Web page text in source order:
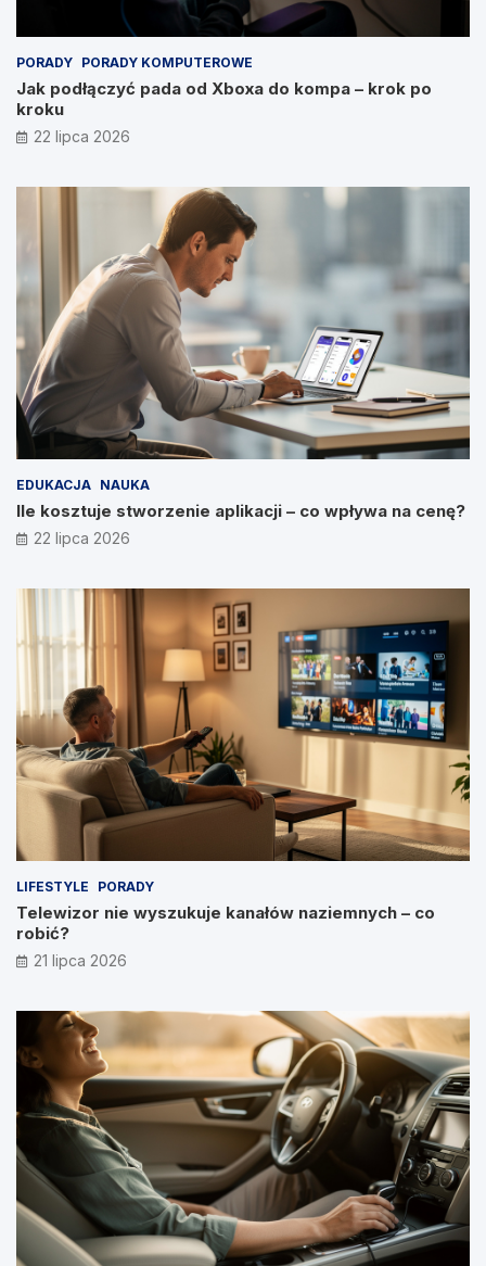
PORADY PORADY KOMPUTEROWE
Jak podłączyć pada od Xboxa do kompa – krok po
kroku
22 lipca 2026
EDUKACJA NAUKA
Ile kosztuje stworzenie aplikacji – co wpływa na cenę?
22 lipca 2026
LIFESTYLE PORADY
Telewizor nie wyszukuje kanałów naziemnych – co
robić?
21 lipca 2026